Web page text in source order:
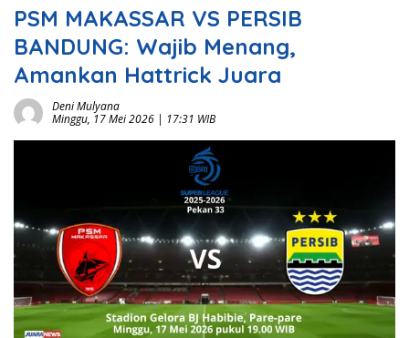
PSM MAKASSAR VS PERSIB
BANDUNG: Wajib Menang,
Amankan Hattrick Juara
Deni Mulyana
Minggu, 17 Mei 2026 | 17:31 WIB